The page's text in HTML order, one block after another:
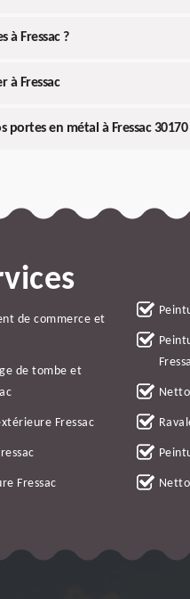
à Fressac ?
à Fressac
portes en métal à Fressac 30170
de commerce et
de tombe et
Fressac
Fressac